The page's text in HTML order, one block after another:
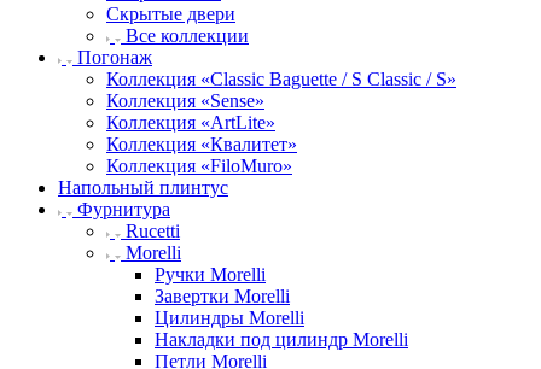
Скрытые двери
Все коллекции
Погонаж
Коллекция «Classic Baguette / S Classic / S»
Коллекция «Sense»
Коллекция «ArtLite»
Коллекция «Квалитет»
Коллекция «FiloMuro»
Напольный плинтус
Фурнитура
Rucetti
Morelli
Ручки Morelli
Завертки Morelli
Цилиндры Morelli
Накладки под цилиндр Morelli
Петли Morelli